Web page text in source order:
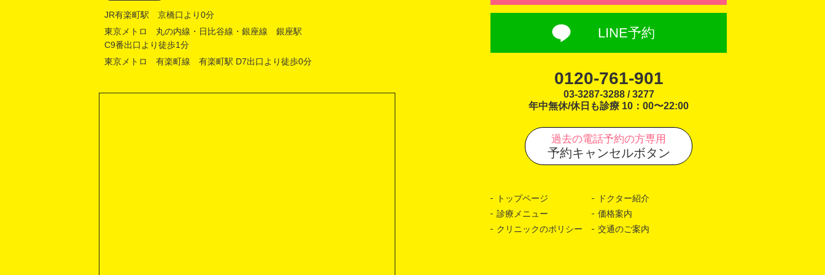
JR有楽町駅 京橋口より0分
東京メトロ 丸の内線・日比谷線・銀座線 銀座駅
C9番出口より徒歩1分
東京メトロ 有楽町線 有楽町駅 D7出口より徒歩0分
LINE予約
0120-761-901
03-3287-3288 / 3277
年中無休/休日も診療 10：00〜22:00
過去の電話予約の方専用
予約キャンセルボタン
トップページ
ドクター紹介
診療メニュー
価格案内
クリニックのポリシー
交通のご案内